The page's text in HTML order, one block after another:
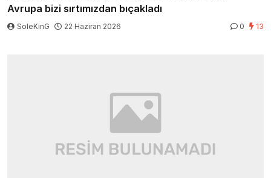
Avrupa bizi sırtımızdan bıçakladı
SoleKinG 22 Haziran 2026 0 13